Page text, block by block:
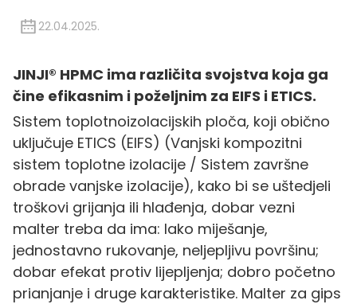
22.04.2025.
JINJI® HPMC ima različita svojstva koja ga
čine efikasnim i poželjnim za EIFS i ETICS.
Sistem toplotnoizolacijskih ploča, koji obično
uključuje ETICS (EIFS) (Vanjski kompozitni
sistem toplotne izolacije / Sistem završne
obrade vanjske izolacije), kako bi se uštedjeli
troškovi grijanja ili hlađenja, dobar vezni
malter treba da ima: lako miješanje,
jednostavno rukovanje, neljepljivu površinu;
dobar efekat protiv lijepljenja; dobro početno
prianjanje i druge karakteristike. Malter za gips